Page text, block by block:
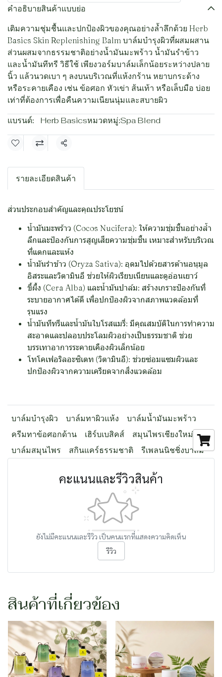
คำอธิบายสินค้าแบบย่อ
เติมความชุ่มชื้นและปกป้องผิวของคุณอย่างล้ำลึกด้วย Herb
Basics Skin Replenishing Balm บาล์มบำรุงผิวที่ผสมผสาน
ส่วนผสมจากธรรมชาติอย่างน้ำมันมะพร้าว น้ำมันรำข้าว
และน้ำมันทีทรี วิธีใช้ เพียงวอร์มบาล์มเล็กน้อยระหว่างปลาย
นิ้ว แล้วนวดเบา ๆ ลงบนบริเวณที่แห้งกร้าน หยาบกระด้าง
หรือระคายเคือง เช่น ข้อศอก หัวเข่า ส้นเท้า หรือเล็บมือ บ่อย
เท่าที่ต้องการเพื่อคืนความเนียนนุ่มและสบายผิว
แบรนด์: Herb Basicsหมวดหมู่:Spa Blend
แชร์
รายละเอียดสินค้า
ส่วนประกอบสำคัญและคุณประโยชน์
น้ำมันมะพร้าว (Cocos Nucifera): ให้ความชุ่มชื้นอย่างล้ำ
ลึกและป้องกันการสูญเสียความชุ่มชื้น เหมาะสำหรับบริเวณ
ที่แตกและแห้ง
น้ำมันรำข้าว (Oryza Sativa): อุดมไปด้วยสารต้านอนุมูล
อิสระและวิตามินอี ช่วยให้ผิวเรียบเนียนและดูอ่อนเยาว์
ขี้ผึ้ง (Cera Alba) และน้ำมันปาล์ม: สร้างเกราะป้องกันที่
ระบายอากาศได้ดี เพื่อปกป้องผิวจากสภาพแวดล้อมที่
รุนแรง
น้ำมันทีทรีและน้ำมันใบโรสแมรี่: มีคุณสมบัติในการทำความ
สะอาดและปลอบประโลมผิวอย่างเป็นธรรมชาติ ช่วย
บรรเทาอาการระคายเคืองผิวเล็กน้อย
โทโคเฟอริลอะซิเตท (วิตามินอี): ช่วยซ่อมแซมผิวและ
ปกป้องผิวจากความเครียดจากสิ่งแวดล้อม
บาล์มบำรุงผิว บาล์มทาผิวแห้ง
บาล์มน้ำมันมะพร้าว
ครีมทาข้อศอกด้าน
เฮิร์บเบสิคส์
สมุนไพรเชียงใหม่
บาล์มสมุนไพร
สกินแคร์ธรรมชาติ รีเพลนนิชชิ่งบาล์ม
คะแนนและรีวิวสินค้า
ยังไม่มีคะแนนและรีวิว เป็นคนแรกที่แสดงความคิดเห็น
รีวิว
สินค้าที่เกี่ยวข้อง